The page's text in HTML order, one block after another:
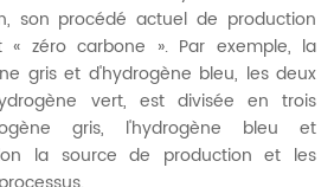
son procédé actuel de production
« zéro carbone ». Par exemple, la
gris et d'hydrogène bleu, les deux
vert, est divisée en trois
gris, l'hydrogène bleu et
la source de production et les